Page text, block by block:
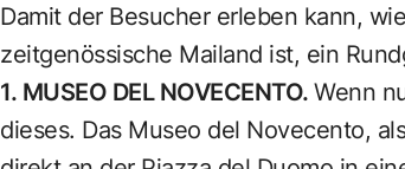
Damit der Besucher erleben kann,
zeitgenössische Mailand ist, ein
1. MUSEO DEL NOVECENTO. Wenn
dieses. Das Museo del Novecento,